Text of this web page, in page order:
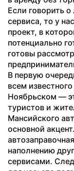
Если говорить
сервиса, то у
проект, в
потенциально
готовы
В первую
всем
Ноябрьском —
туристов и
Мансийского
основной
наполнению
сервисами.